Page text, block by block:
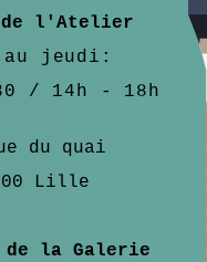
de l'Atelier
au jeudi:
/ 14h - 18h
du quai
Lille
de la Galerie